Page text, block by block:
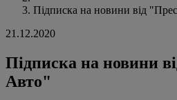
Підписка на новини від
21.12.2020
Підписка на новини
Авто"